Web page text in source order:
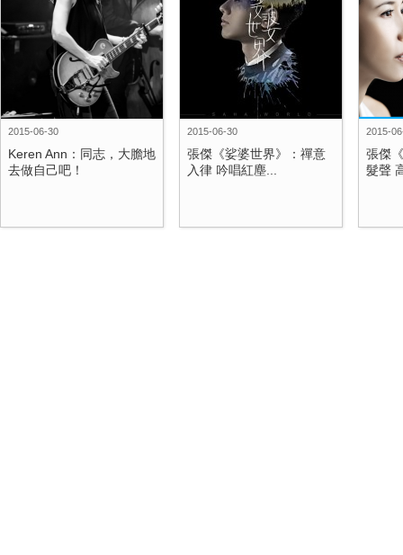
2015-06-30
Keren Ann：同志，大膽地
去做自己吧！
2015-06-30
張傑《娑婆世界》：禪意
入律 吟唱紅塵...
2015-
張傑
髮聲